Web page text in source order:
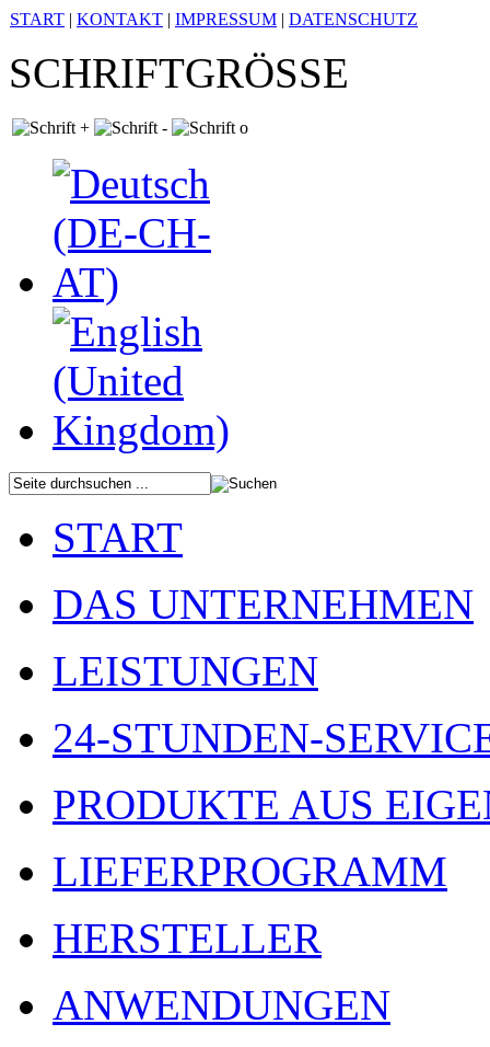
START | KONTAKT | IMPRESSUM | DATENSCHUTZ
SCHRIFTGRÖSSE
START
DAS UNTERNEHMEN
LEISTUNGEN
24-STUNDEN-
PRODUKTE AUS
LIEFERPROGRAMM
HERSTELLER
ANWENDUNGEN